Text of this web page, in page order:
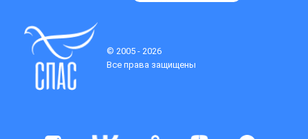
© 2005 - 2026
Все права защищены